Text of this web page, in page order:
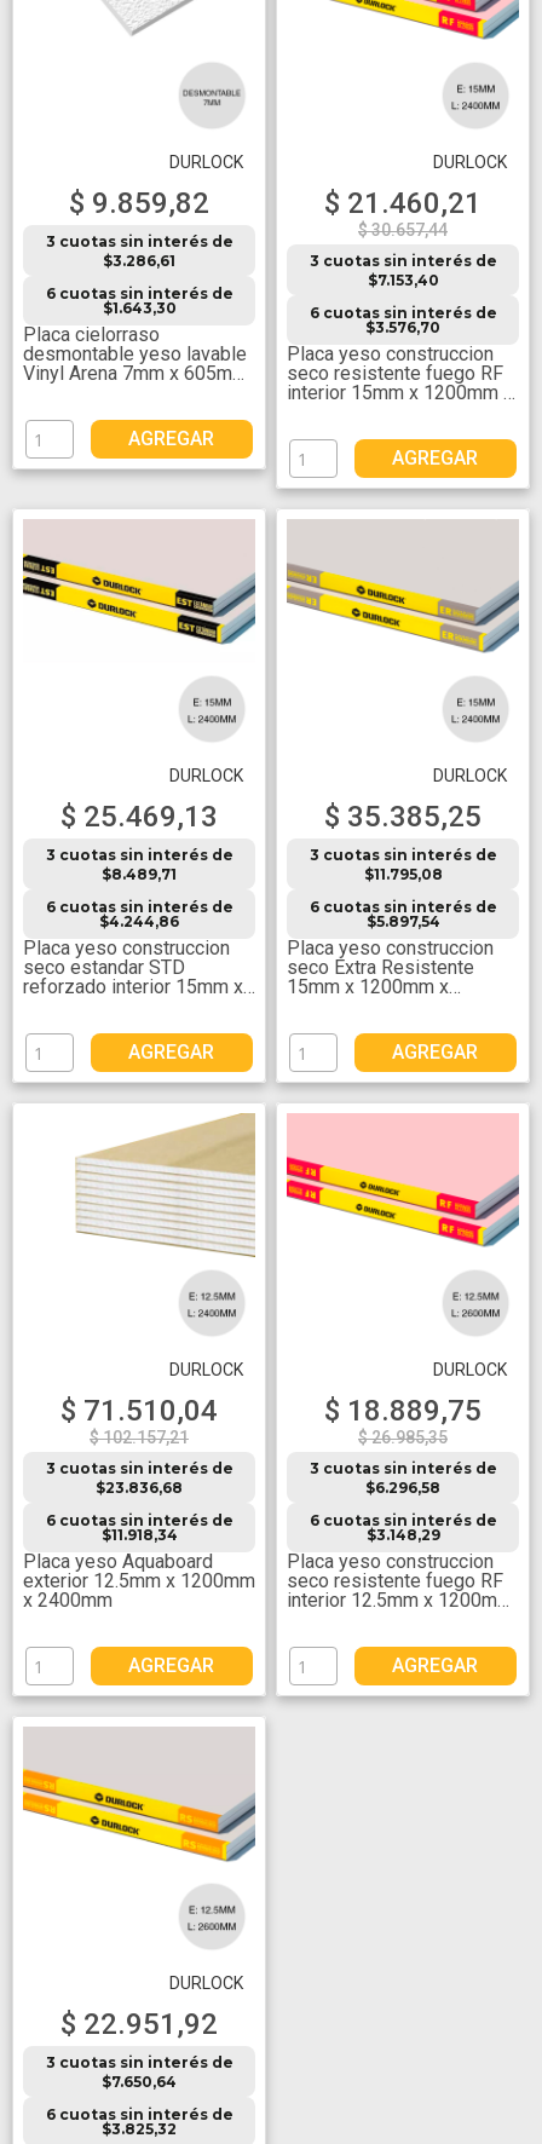
DURLOCK
$ 9.859,82
3 cuotas sin interés de
$3.286,61
6 cuotas sin interés de
$1.643,30
Placa cielorraso
desmontable yeso lavable
Vinyl Arena 7mm x 605mm
AGREGAR
DURLOCK
$ 21.460,21
$ 30.657,44
3 cuotas sin interés de
$7.153,40
6 cuotas sin interés de
$3.576,70
Placa yeso construccion
seco resistente fuego RF
interior 15mm x 1200mm x
AGREGAR
DURLOCK
$ 25.469,13
3 cuotas sin interés de
$8.489,71
6 cuotas sin interés de
$4.244,86
Placa yeso construccion
seco estandar STD
reforzado interior 15mm x
AGREGAR
DURLOCK
$ 35.385,25
3 cuotas sin interés de
$11.795,08
6 cuotas sin interés de
$5.897,54
Placa yeso construccion
seco Extra Resistente
15mm x 1200mm x
AGREGAR
DURLOCK
$ 71.510,04
$ 102.157,21
3 cuotas sin interés de
$23.836,68
6 cuotas sin interés de
$11.918,34
Placa yeso Aquaboard
exterior 12.5mm x 1200mm
x 2400mm
AGREGAR
DURLOCK
$ 18.889,75
$ 26.985,35
3 cuotas sin interés de
$6.296,58
6 cuotas sin interés de
$3.148,29
Placa yeso construccion
seco resistente fuego RF
interior 12.5mm x 1200mm
AGREGAR
DURLOCK
$ 22.951,92
3 cuotas sin interés de
$7.650,64
6 cuotas sin interés de
$3.825,32